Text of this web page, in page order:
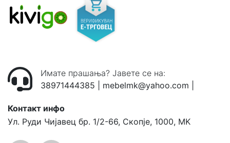
Имате прашања? Јавете се на:
38971444385
mebelmk@yahoo.com
Контакт инфо
Ул. Руди Чијавец бр. 1/2-66, Скопје, 1000, MK